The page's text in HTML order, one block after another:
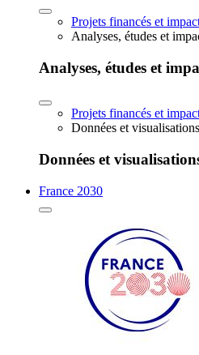
Projets financés et
Analyses, études et
Analyses, études et
Projets financés et
Données et visualisations
Données et
France 2030